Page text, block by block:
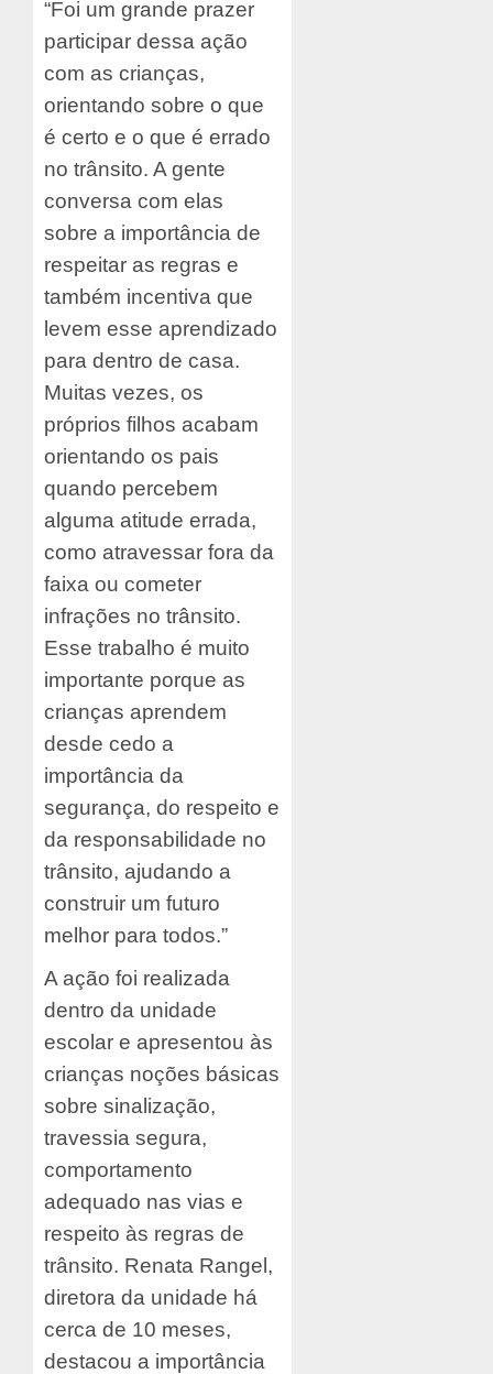
“Foi um grande prazer
participar dessa ação
com as crianças,
orientando sobre o que
é certo e o que é errado
no trânsito. A gente
conversa com elas
sobre a importância de
respeitar as regras e
também incentiva que
levem esse aprendizado
para dentro de casa.
Muitas vezes, os
próprios filhos acabam
orientando os pais
quando percebem
alguma atitude errada,
como atravessar fora da
faixa ou cometer
infrações no trânsito.
Esse trabalho é muito
importante porque as
crianças aprendem
desde cedo a
importância da
segurança, do respeito e
da responsabilidade no
trânsito, ajudando a
construir um futuro
melhor para todos.”
A ação foi realizada
dentro da unidade
escolar e apresentou às
crianças noções básicas
sobre sinalização,
travessia segura,
comportamento
adequado nas vias e
respeito às regras de
trânsito. Renata Rangel,
diretora da unidade há
cerca de 10 meses,
destacou a importância